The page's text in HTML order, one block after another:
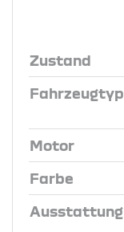
Zustand
Fahrzeugtyp
Motor
Farbe
Ausstattung